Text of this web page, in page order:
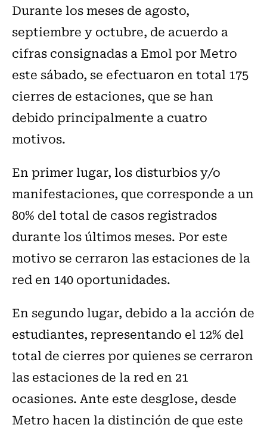
Durante los meses de agosto,
septiembre y octubre, de acuerdo a
cifras consignadas a Emol por Metro
este sábado, se efectuaron en total 175
cierres de estaciones, que se han
debido principalmente a cuatro
motivos.
En primer lugar, los disturbios y/o
manifestaciones, que corresponde a un
80% del total de casos registrados
durante los últimos meses. Por este
motivo se cerraron las estaciones de la
red en 140 oportunidades.
En segundo lugar, debido a la acción de
estudiantes, representando el 12% del
total de cierres por quienes se cerraron
las estaciones de la red en 21
ocasiones. Ante este desglose, desde
Metro hacen la distinción de que este